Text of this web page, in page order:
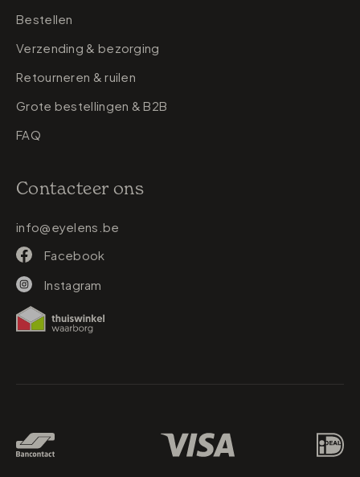
Bestellen
Verzending & bezorging
Retourneren & ruilen
Grote bestellingen & B2B
FAQ
Contacteer ons
info@eyelens.be
Facebook
Instagram